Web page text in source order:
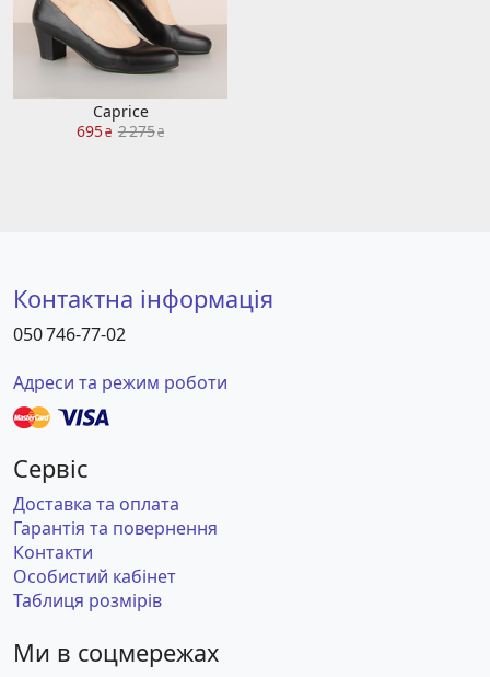
Caprice
695₴ 2 275₴
Контактна інформація
050 746-77-02
Адреси та режим роботи
Сервіс
Доставка та оплата
Гарантія та повернення
Контакти
Особистий кабінет
Таблиця розмірів
Ми в соцмережах